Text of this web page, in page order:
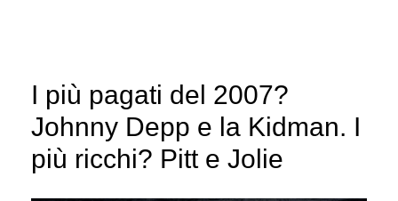
I più pagati del 2007?
Johnny Depp e la Kidman. I
più ricchi? Pitt e Jolie